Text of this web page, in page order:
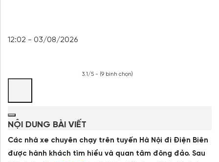
12:02 - 03/08/2026
3.1/5 - (9 bình chọn)
NỘI DUNG BÀI VIẾT
Các nhà xe chuyên chạy trên tuyến Hà Nội đi Điện Biên
được hành khách tìm hiểu và quan tâm đông đảo. Sau